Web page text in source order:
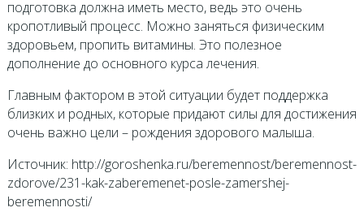
подготовка должна иметь место, ведь это очень
кропотливый процесс. Можно заняться физическим
здоровьем, пропить витамины. Это полезное
дополнение до основного курса лечения.
Главным фактором в этой ситуации будет поддержка
близких и родных, которые придают силы для достижения
очень важно цели – рождения здорового малыша.
Источник: http://goroshenka.ru/beremennost/beremennost-
zdorove/231-kak-zaberemenet-posle-zamershej-
beremennosti/